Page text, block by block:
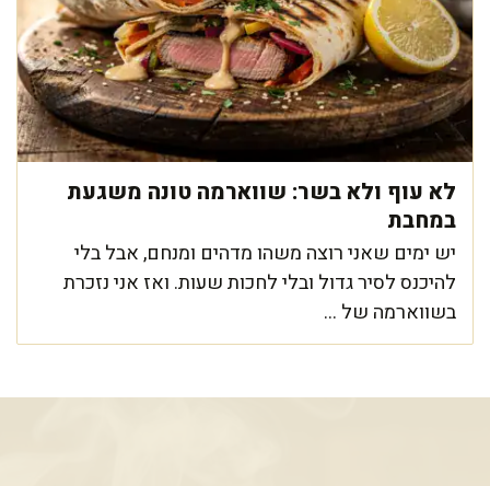
לא עוף ולא בשר: שווארמה טונה משגעת
במחבת
יש ימים שאני רוצה משהו מדהים ומנחם, אבל בלי
להיכנס לסיר גדול ובלי לחכות שעות. ואז אני נזכרת
בשווארמה של ...